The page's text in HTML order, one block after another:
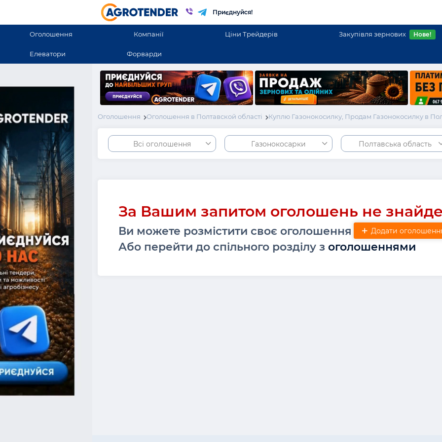
Приєднуйся!
Оголошення Компанії Ціни Трейдерів Закупівля зернових Нове!
Елеватори Форварди
Оголошення Оголошення в Полтавской області Куплю Газонокосилку, Продам Газонокосилку в
Всі оголошення Газонокосарки Полтавська область
За Вашим запитом оголошень не
Ви можете розмістити своє оголошення Додати
Або перейти до спільного розділу з оголошеннями